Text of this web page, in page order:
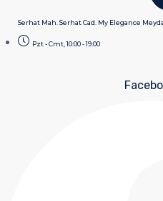
Serhat Mah. Serhat Cad. My Elegance
Pzt - Cmt, 10:00 - 19:00